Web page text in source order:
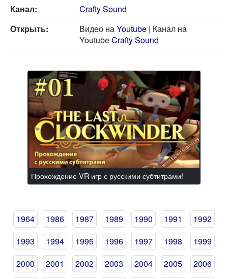
Канал:
Crafty Sound
Открыть:
Видео наYoutube | Канал на
YoutubeCrafty Sound
Прохождение VR игр с русскими субтитрами!
1964 1986 1987 1989 1990 1991
1992
1993
1994 1995 1996 1997 1998
1999
2000
2001 2002 2003 2004 2005
2006